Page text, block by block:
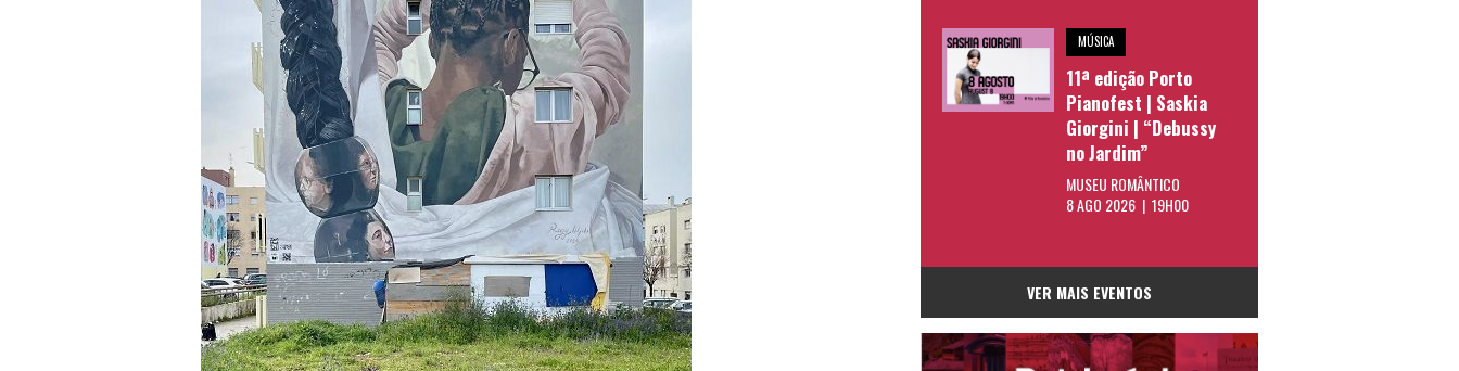
MÚSICA
11ª edição Porto
Pianofest | Saskia
Giorgini | “Debussy
no Jardim”
MUSEU ROMÂNTICO
8 AGO 2026 | 19H00
VER MAIS EVENTOS